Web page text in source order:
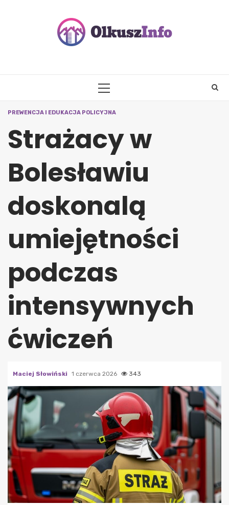
PRIMARY
PREWENCJA I EDUKACJA POLICYJNA
Strażacy w
Bolesławiu
doskonalą
umiejętności
podczas
intensywnych
ćwiczeń
Maciej Słowiński 1 czerwca 2026 343